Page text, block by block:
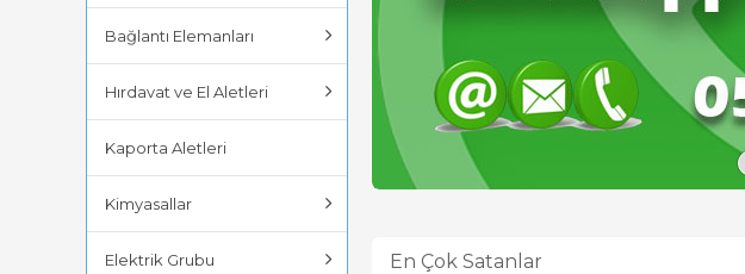
Bağlantı Elemanları
Hırdavat ve El Aletleri
Kaporta Aletleri
Kimyasallar
Elektrik Grubu En Çok Satanlar